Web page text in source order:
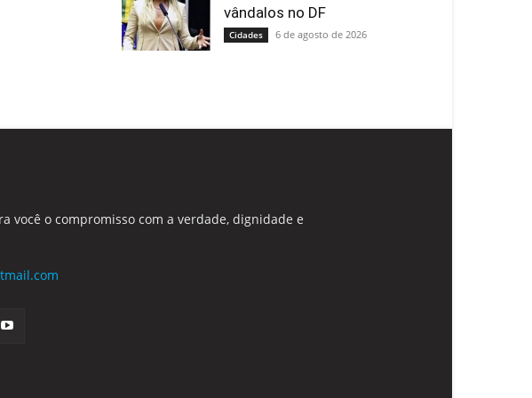
vândalos no DF
Cidades 6 de agosto de 2026
você o compromisso com a verdade, dignidade e